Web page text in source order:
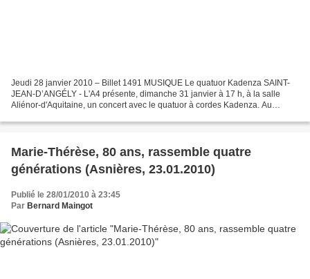
Jeudi 28 janvier 2010 – Billet 1491 MUSIQUE Le quatuor Kadenza SAINT-
JEAN-D’ANGÉLY - L'A4 présente, dimanche 31 janvier à 17 h, à la salle
Aliénor-d'Aquitaine, un concert avec le quatuor à cordes Kadenza. Au
Marie-Thérèse, 80 ans, rassemble quatre
générations (Asnières, 23.01.2010)
Publié le 28/01/2010 à 23:45
Par Bernard Maingot